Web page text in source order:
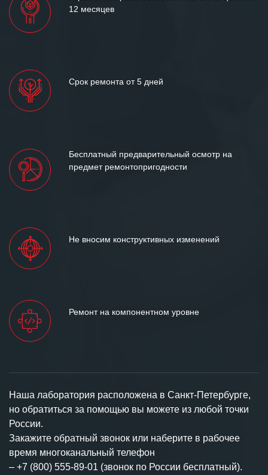
12 месяцев
Срок ремонта от 5 дней
Бесплатный предварительный осмотр на
предмет ремонтопригодности
Не вносим конструктивных изменений
Ремонт на компонентном уровне
Наша лаборатория расположена в Санкт-Петербурге,
но обратиться за помощью вы можете из любой точки
России.
Закажите обратный звонок или наберите в рабочее
время многоканальный телефон
– +7 (800) 555-89-01 (звонок по России бесплатный).